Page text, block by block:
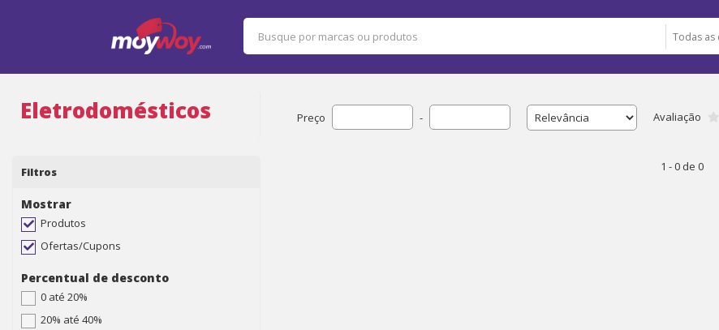
Eletrodomésticos
Filtros
Mostrar
Produtos
Ofertas/Cupons
Percentual de desconto
0 até 20%
20% até 40%
Preço - Avaliação
1 - 0 de 0